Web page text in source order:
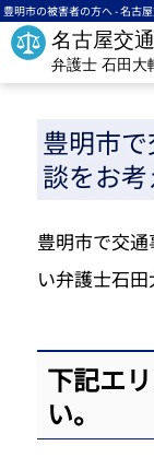
豊明市の被害者の方へ - 名古
名古屋交
弁護士 石田大
トップページ 豊
豊明市
談をお
豊明市で交
い弁護士石田
下記エ
い。